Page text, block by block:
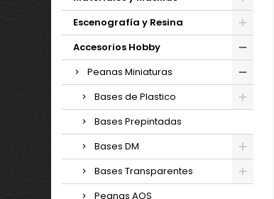
Escenografía y Resina
Accesorios Hobby
Peanas Miniaturas
Bases de Plastico
Bases Prepintadas
Bases DM
Bases Transparentes
Peanas AOS